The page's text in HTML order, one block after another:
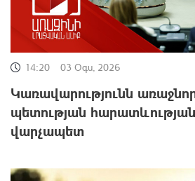
14:20 03 Օգս, 2026
Կառավարությունն
պետության
վարչապետ